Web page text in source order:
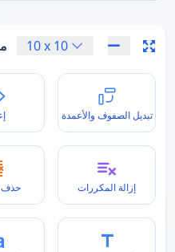
10x 10
تبديل الصفوف والأعمدة
حذف إزالة المكررات